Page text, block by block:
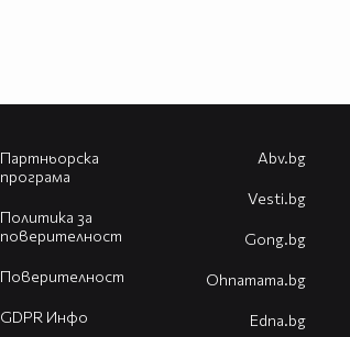
Партньорска
програма
Политика за
поверителност
Поверителност
GDPR Инфо
Abv.bg
Vesti.bg
Gong.bg
Оhnamama.bg
Edna.bg